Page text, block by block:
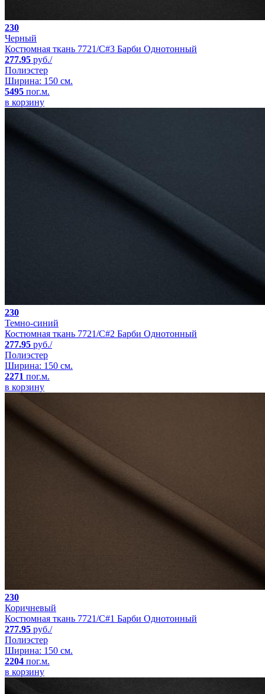
230
Черный
Костюмная ткань 7721/C#3 Барби Однотонный
277.95 руб./
Полиэстер
Ширина: 150 см.
5495 пог.м.
в корзину
230
Темно-синий
Костюмная ткань 7721/C#2 Барби Однотонный
277.95 руб./
Полиэстер
Ширина: 150 см.
2271 пог.м.
в корзину
230
Коричневый
Костюмная ткань 7721/C#1 Барби Однотонный
277.95 руб./
Полиэстер
Ширина: 150 см.
2204 пог.м.
в корзину